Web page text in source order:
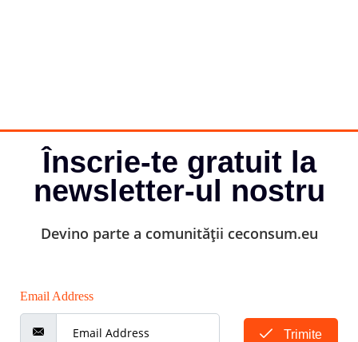
Înscrie-te gratuit la
newsletter-ul nostru
Devino parte a comunității ceconsum.eu
Email Address
Trimite